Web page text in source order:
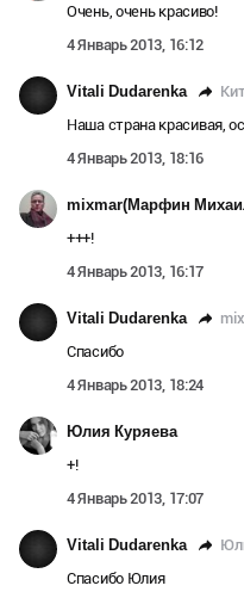
Очень, очень красиво!
4 Январь 2013, 16:12
Vitali Dudarenka
Наша страна красивая,
4 Январь 2013, 18:16
mixmar(Марфин
+++!
4 Январь 2013, 16:17
Vitali Dudarenka
Спасибо
4 Январь 2013, 18:24
Юлия Куряева
+!
4 Январь 2013, 17:07
Vitali Dudarenka
Спасибо Юлия